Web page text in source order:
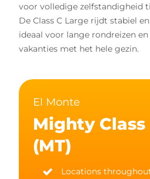
voor volledige zelfstandigheid
De Class C Large rijdt stabiel
ideaal voor lange rondreizen
vakanties met het hele gezin.
El Monte
Mighty Class
(MT)
Locations